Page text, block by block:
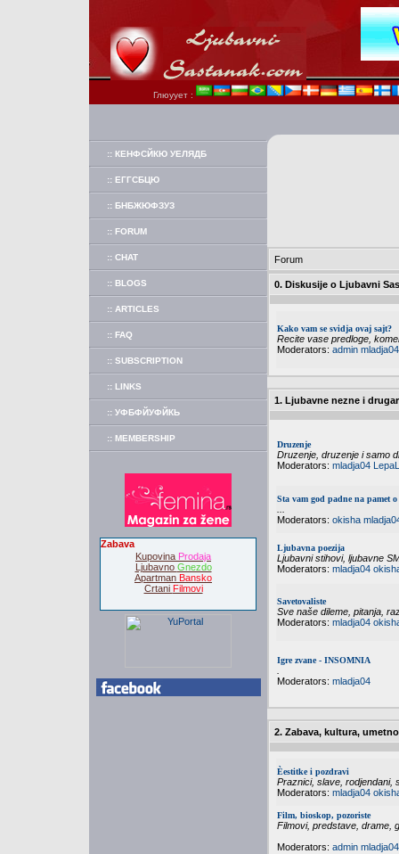
Глюуует :
:: КЕНФСЙКЮ УЕЛЯДБ
:: ЕГГСБЦЮ
:: БНБЖЮФЗУЗ
:: FORUM
:: CHAT
:: BLOGS
:: ARTICLES
:: FAQ
:: SUBSCRIPTION
:: LINKS
:: УФБФЙУФЙКЬ
:: MEMBERSHIP
Zabava
Kupovina Prodaja
Ljubavno Gnezdo
Apartman Bansko
Crtani Filmovi
Forum
0. Diskusije o Ljubavni
Kako vam se svidja ovaj sajt?
Recite vase predloge,
Moderators: admin mladja04
1. Ljubavne nezne i
Druzenje
Druzenje, druzenje i samo
Moderators: mladja04
Sta vam god padne na pamet
Moderators: okisha
Ljubavna poezija
Ljubavni stihovi, ljubavne
Moderators: mladja04
Savetovaliste
Sve naše dileme, pitanja,
Moderators: mladja04
Igre zvane - INSOMNIA
Moderators: mladja04
2. Zabava, kultura,
Èestitke i pozdravi
Praznici, slave, rodjendani,
Moderators: mladja04
Film, bioskop, pozoriste
Filmovi, predstave, drame,
Moderators: admin mladja04